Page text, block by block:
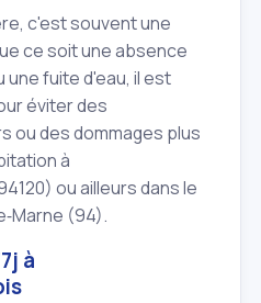
c'est souvent une
ce soit une absence
fuite d'eau, il est
éviter des
ou des dommages plus
à
ou ailleurs dans le
(94).
à